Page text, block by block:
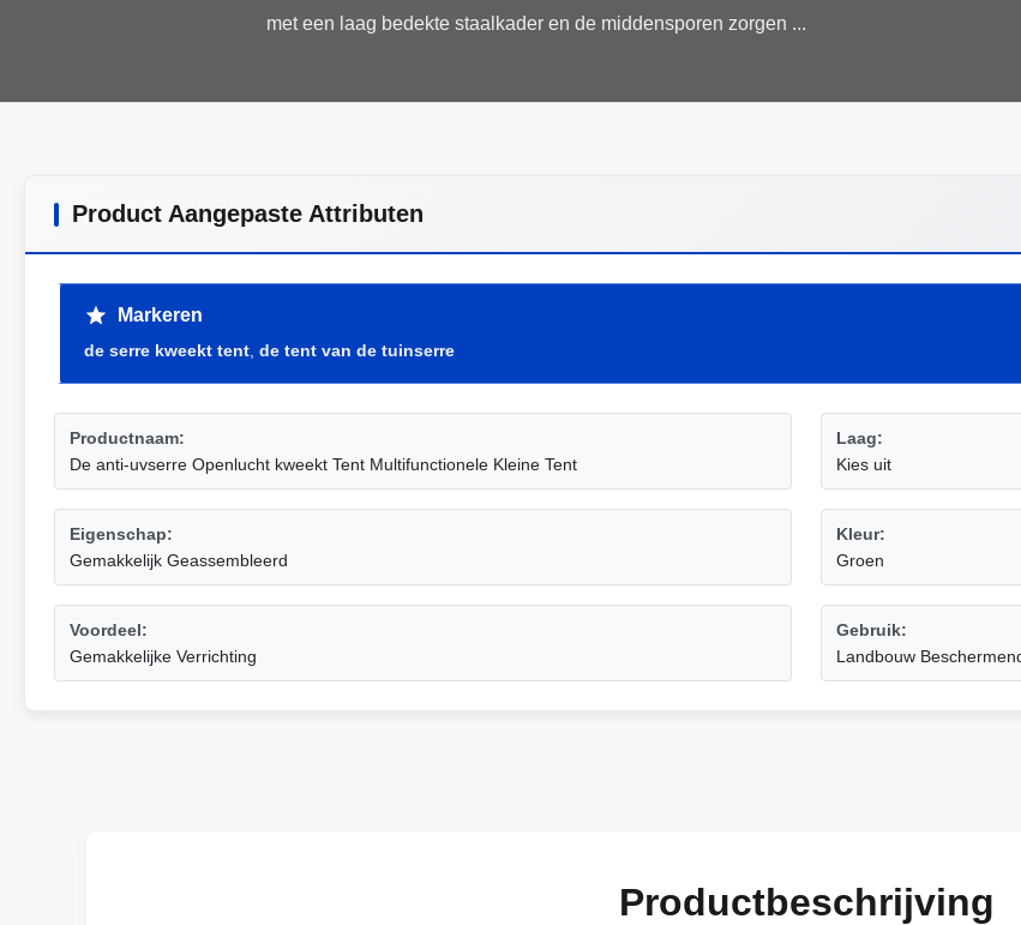
Product Aangepaste Attributen
Markeren
de serre kweekt tent de tent van de tuinserre
Productnaam:
De anti-uvserre Openlucht kweekt Tent Multifunctionele Kleine Tent
Laag:
Kies uit
Eigenschap:
Gemakkelijk Geassembleerd
Kleur:
Groen
Voordeel:
Gemakkelijke Verrichting
Gebruik:
Landbouw
Productbeschrijving